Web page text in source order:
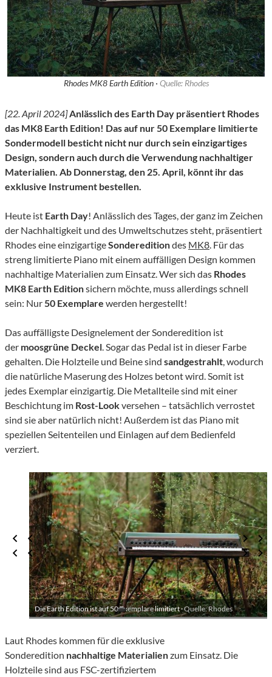
Rhodes MK8 Earth Edition · Quelle: Rhodes
[22. April 2024]Anlässlich des Earth Day präsentiert Rhodes
das MK8 Earth Edition! Das auf nur 50 Exemplare limitierte
Sondermodell besticht nicht nur durch sein einzigartiges
Design, sondern auch durch die Verwendung nachhaltiger
Materialien. Ab Donnerstag, den 25. April, könnt ihr das
exklusive Instrument bestellen.
Heute ist Earth Day! Anlässlich des Tages, der ganz im Zeichen
der Nachhaltigkeit und des Umweltschutzes steht, präsentiert
Rhodes eine einzigartigeSondereditiondes MK8. Für das
streng limitierte Piano mit einem auffälligen Design kommen
nachhaltige Materialien zum Einsatz. Wer sich das Rhodes
MK8 Earth Editionsichern möchte, muss allerdings schnell
sein: Nur50 Exemplare werden hergestellt!
Das auffälligste Designelement der Sonderedition ist
der moosgrüne Deckel. Sogar das Pedal ist in dieser Farbe
gehalten. Die Holzteile und Beine sind sandgestrahlt, wodurch
die natürliche Maserung des Holzes betont wird. Somit ist
jedes Exemplar einzigartig. Die Metallteile sind mit einer
Beschichtung im Rost-Lookversehen – tatsächlich verrostet
sind sie aber natürlich nicht! Außerdem ist das Piano mit
speziellen Seitenteilen und Einlagen auf dem Bedienfeld
verziert.
Die Earth Edition ist auf 50 Exemplare limitiert ·Quelle: Rhodes
Laut Rhodes kommen für die exklusive
Sonderedition nachhaltige Materialienzum Einsatz. Die
Holzteile sind aus FSC-zertifiziertem